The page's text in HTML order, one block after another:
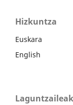
Hizkuntza
Euskara
English
Laguntzaileak